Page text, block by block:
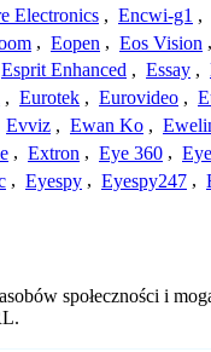
Electronics , Encwi-g1 ,
, Eopen , Eos Vision ,
Esprit Enhanced , Essay ,
, Eurotek , Eurovideo ,
Evviz , Ewan Ko ,
, Extron , Eye 360 ,
, Eyespy , Eyespy247 ,
społeczności i